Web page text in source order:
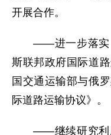
开展合作。
——进一步落实
斯联邦政府国际道
国交通运输部与俄
际道路运输协议》。
——继续研究利